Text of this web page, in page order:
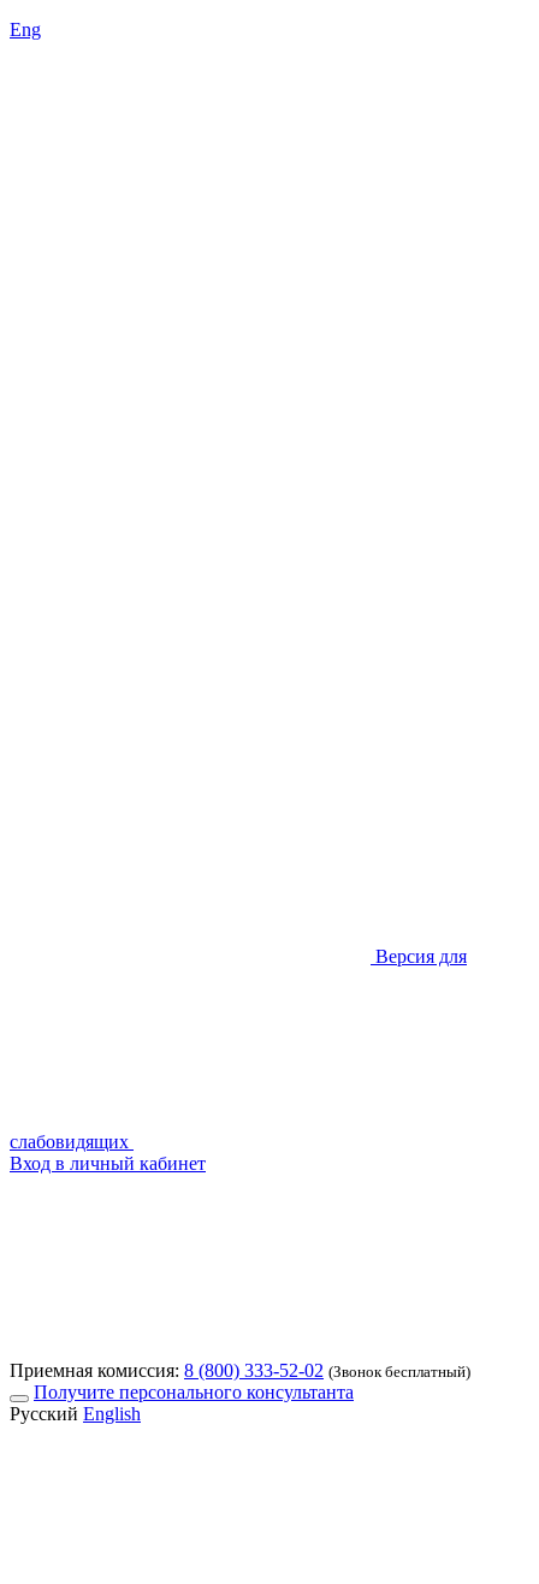
Eng
Версия для
слабовидящих
Вход в личный кабинет
Приемная комиссия: 8 (800) 333-52-02 (Звонок бесплатный)
Получите персонального консультанта
Русский English